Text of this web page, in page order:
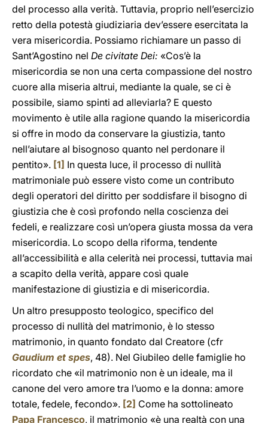
del processo alla verità. Tuttavia, proprio nell’esercizio
retto della potestà giudiziaria dev’essere esercitata la
vera misericordia. Possiamo richiamare un passo di
Sant’Agostino nel De civitate Dei: «Cos’è la
misericordia se non una certa compassione del nostro
cuore alla miseria altrui, mediante la quale, se ci è
possibile, siamo spinti ad alleviarla? E questo
movimento è utile alla ragione quando la misericordia
si offre in modo da conservare la giustizia, tanto
nell’aiutare al bisognoso quanto nel perdonare il
pentito». [1] In questa luce, il processo di nullità
matrimoniale può essere visto come un contributo
degli operatori del diritto per soddisfare il bisogno di
giustizia che è così profondo nella coscienza dei
fedeli, e realizzare così un’opera giusta mossa da vera
misericordia. Lo scopo della riforma, tendente
all’accessibilità e alla celerità nei processi, tuttavia mai
a scapito della verità, appare così quale
manifestazione di giustizia e di misericordia.
Un altro presupposto teologico, specifico del
processo di nullità del matrimonio, è lo stesso
matrimonio, in quanto fondato dal Creatore (cfr
Gaudium et spes, 48). Nel Giubileo delle famiglie ho
ricordato che «il matrimonio non è un ideale, ma il
canone del vero amore tra l’uomo e la donna: amore
totale, fedele, fecondo». [2] Come ha sottolineato
Papa Francesco, il matrimonio «è una realtà con una